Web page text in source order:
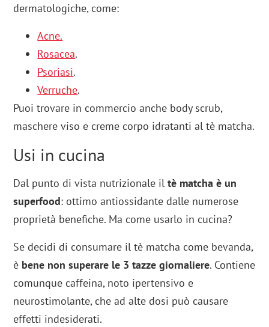
dermatologiche, come:
Acne.
Rosacea.
Psoriasi.
Verruche.
Puoi trovare in commercio anche body scrub,
maschere viso e creme corpo idratanti al tè matcha.
Usi in cucina
Dal punto di vista nutrizionale il tè matcha è un
superfood: ottimo antiossidante dalle numerose
proprietà benefiche. Ma come usarlo in cucina?
Se decidi di consumare il tè matcha come bevanda,
è bene non superare le 3 tazze giornaliere. Contiene
comunque caffeina, noto ipertensivo e
neurostimolante, che ad alte dosi può causare
effetti indesiderati.